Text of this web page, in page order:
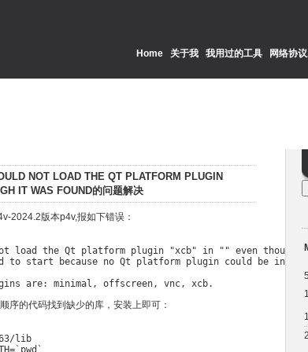
Home 关于我 我用过的工具 网络协
NOT LOAD THE QT PLATFORM PLUGIN
IT WAS FOUND的问题解决
2024.2版本p4v,报如下错误：
load the Qt platform plugin "xcb" in "" even though it
to start because no Qt platform plugin could be
序的代码找到缺少的库，安装上即可：
lib
5